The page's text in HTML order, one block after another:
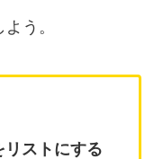
う。
リストにする